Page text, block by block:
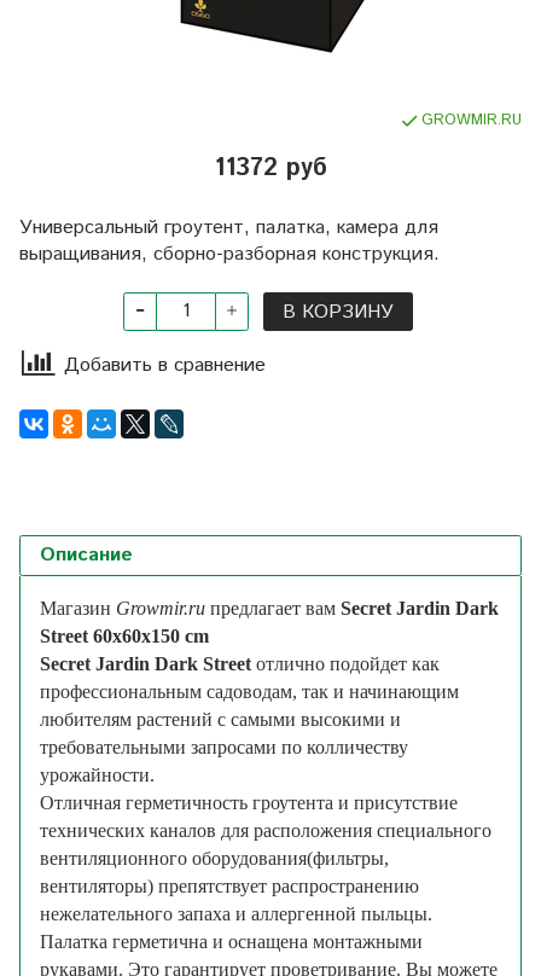
GROWMIR.RU
11372 руб
Универсальный гроутент, палатка, камера для
выращивания, сборно-разборная конструкция.
В КОРЗИНУ
Добавить в сравнение
Описание
Магазин Growmir.ru предлагает вам Secret Jardin Dark
Street 60х60x150 cm
Secret Jardin Dark Street отлично подойдет как
профессиональным садоводам, так и начинающим
любителям растений с самыми высокими и
требовательными запросами по колличеству
урожайности.
Отличная герметичность гроутента и присутствие
технических каналов для расположения специального
вентиляционного оборудования(фильтры,
вентиляторы) препятствует распространению
нежелательного запаха и аллергенной пыльцы.
Палатка герметична и оснащена монтажными
рукавами. Это гарантирует проветривание. Вы можете